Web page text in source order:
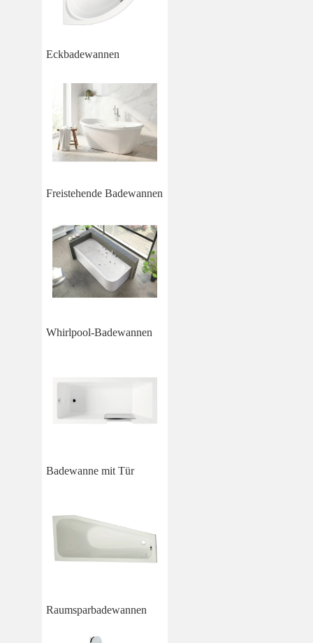
Eckbadewannen
Freistehende Badewannen
Whirlpool-Badewannen
Badewanne mit Tür
Raumsparbadewannen